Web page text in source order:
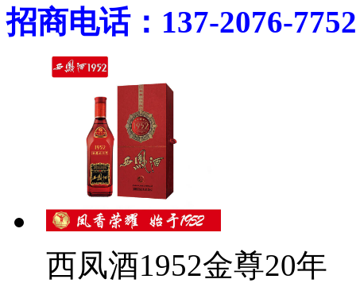
招商电话：137-2076-7752
西凤酒1952金尊20年